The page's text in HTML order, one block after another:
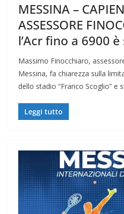
MESSINA –
ASSESSORE
l’Acr fino a 6900
Massimo Finocchiaro,
Messina, fa chiarezza sulla
dello stadio “Franco Scoglio” e
Leggi tutto